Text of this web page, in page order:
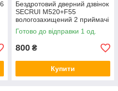
Бездротовий дверний дзвінок
SECRUI M520+F55
вологозахищений 2 приймачі
+ 1 кнопка чорний, Amazon
Готово до відправки 1 од.
800 ₴
Купити